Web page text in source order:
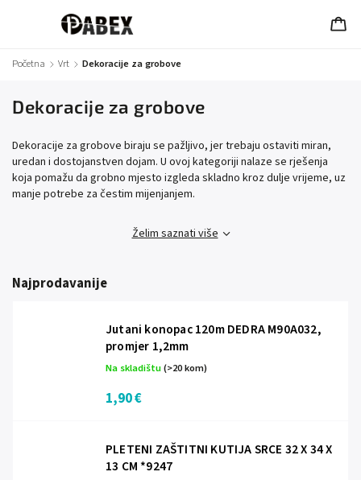
Početna / Vrt / Dekoracije za grobove
Dekoracije za grobove
Dekoracije za grobove biraju se pažljivo, jer trebaju ostaviti miran,
uredan i dostojanstven dojam. U ovoj kategoriji nalaze se rješenja
koja pomažu da grobno mjesto izgleda skladno kroz dulje vrijeme, uz
manje potrebe za čestim mijenjanjem.
Želim saznati više
Najprodavanije
Jutani konopac 120m DEDRA M90A032,
promjer 1,2mm
Na skladištu(>20 kom)
1,90 €
PLETENI ZAŠTITNI KUTIJA SRCE 32 X 34 X
13 CM *9247